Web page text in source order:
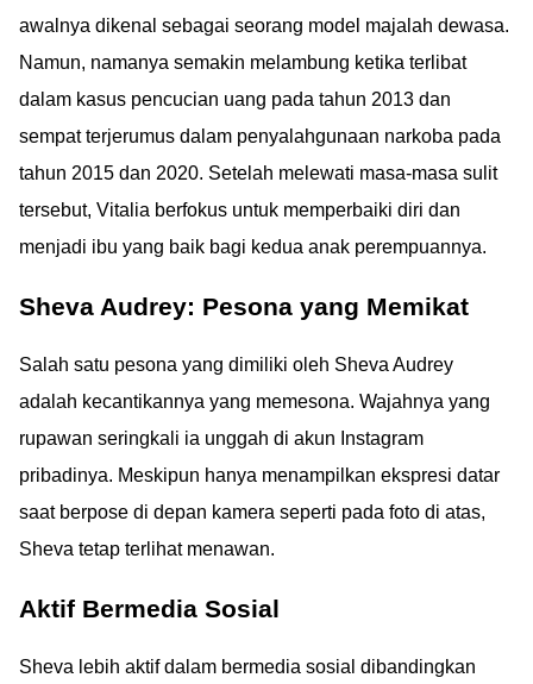
awalnya dikenal sebagai seorang model majalah dewasa.
Namun, namanya semakin melambung ketika terlibat
dalam kasus pencucian uang pada tahun 2013 dan
sempat terjerumus dalam penyalahgunaan narkoba pada
tahun 2015 dan 2020. Setelah melewati masa-masa sulit
tersebut, Vitalia berfokus untuk memperbaiki diri dan
menjadi ibu yang baik bagi kedua anak perempuannya.
Sheva Audrey: Pesona yang Memikat
Salah satu pesona yang dimiliki oleh Sheva Audrey
adalah kecantikannya yang memesona. Wajahnya yang
rupawan seringkali ia unggah di akun Instagram
pribadinya. Meskipun hanya menampilkan ekspresi datar
saat berpose di depan kamera seperti pada foto di atas,
Sheva tetap terlihat menawan.
Aktif Bermedia Sosial
Sheva lebih aktif dalam bermedia sosial dibandingkan